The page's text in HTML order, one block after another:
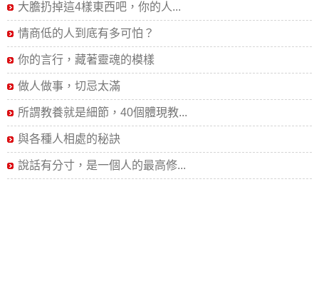
大膽扔掉這4樣東西吧，你的人...
情商低的人到底有多可怕？
你的言行，藏著靈魂的模樣
做人做事，切忌太滿
所謂教養就是細節，40個體現教...
與各種人相處的秘訣
說話有分寸，是一個人的最高修...